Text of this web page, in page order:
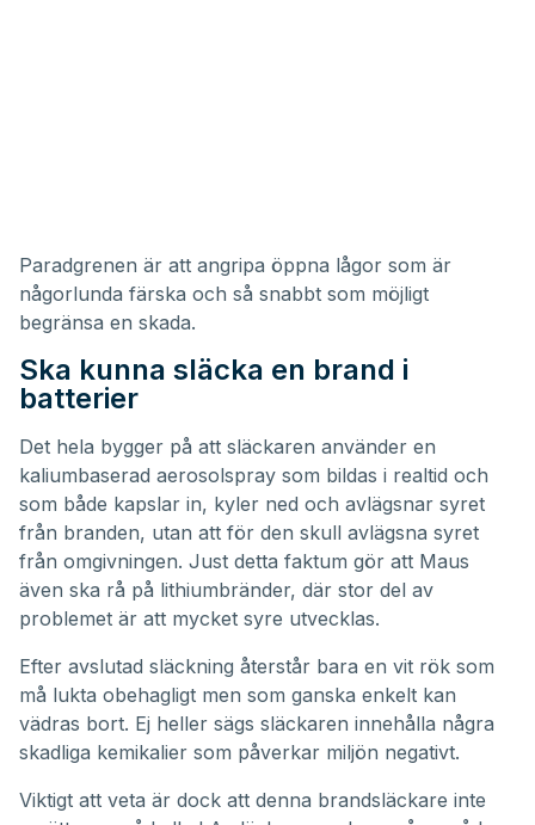
Paradgrenen är att angripa öppna lågor som är
någorlunda färska och så snabbt som möjligt
begränsa en skada.
Ska kunna släcka en brand i
batterier
Det hela bygger på att släckaren använder en
kaliumbaserad aerosolspray som bildas i realtid och
som både kapslar in, kyler ned och avlägsnar syret
från branden, utan att för den skull avlägsna syret
från omgivningen. Just detta faktum gör att Maus
även ska rå på lithiumbränder, där stor del av
problemet är att mycket syre utvecklas.
Efter avslutad släckning återstår bara en vit rök som
må lukta obehagligt men som ganska enkelt kan
vädras bort. Ej heller sägs släckaren innehålla några
skadliga kemikalier som påverkar miljön negativt.
Viktigt att veta är dock att denna brandsläckare inte